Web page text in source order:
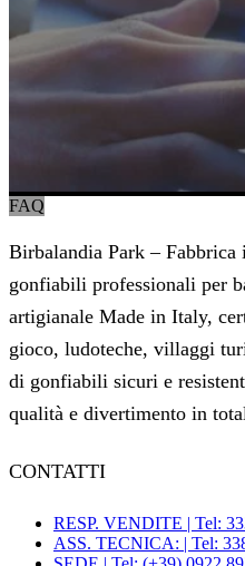
FAQ
Birbalandia Park –
gonfiabili professionali per
artigianale Made in Italy,
gioco, ludoteche, villaggi
di gonfiabili sicuri e
qualità e divertimento in
CONTATTI
RESP. VENDITE | Tel:
ASS. TECNICA: | Tel: